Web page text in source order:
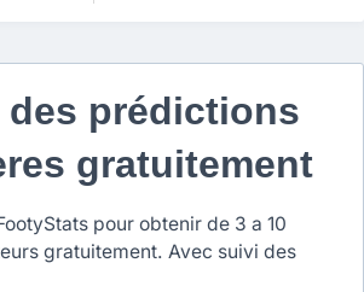
des prédictions
gratuitement
pour obtenir de 3 a 10
gratuitement. Avec suivi des